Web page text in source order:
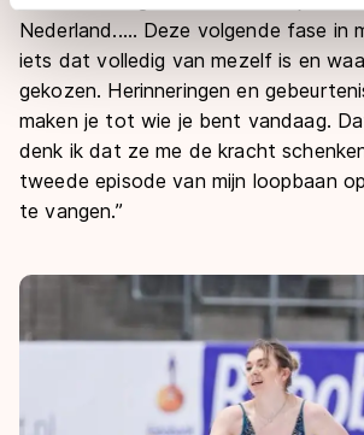
adequaat beschermingsniveau geldt
Door op ‘Toestaan’ te klikken, stemt u
overdracht. Meer informatie vindt u in
Nederland..… Deze volgende fase in
iets dat volledig van mezelf is en
gekozen. Herinneringen en
maken je tot wie je bent vandaag.
denk ik dat ze me de kracht
tweede episode van mijn loopbaan
te vangen.”